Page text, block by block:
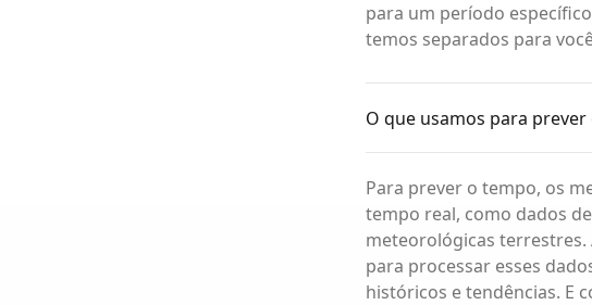
para um período
temos separados para
O que usamos para prever
Para prever o tempo, os
tempo real, como dados
meteorológicas terrestres.
para processar esses
históricos e tendências. E